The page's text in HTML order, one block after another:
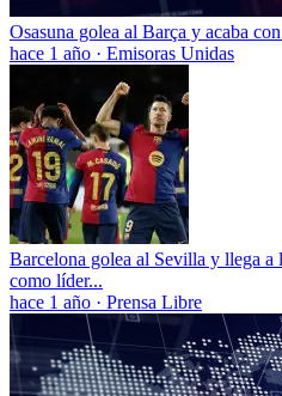
Osasuna golea al Barça y acaba
hace 1 año · Emisoras Unidas
Barcelona golea al Sevilla y llega
como líder...
hace 1 año · Prensa Libre